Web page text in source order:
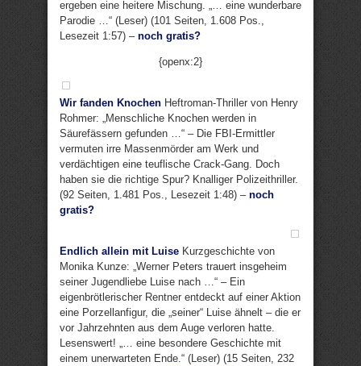
ergeben eine heitere Mischung. „… eine wunderbare
Parodie …“ (Leser) (101 Seiten, 1.608 Pos.,
Lesezeit 1:57) – noch gratis?
{openx:2}
Wir fanden Knochen Heftroman-Thriller von Henry
Rohmer: „Menschliche Knochen werden in
Säurefässern gefunden …“ – Die FBI-Ermittler
vermuten irre Massenmörder am Werk und
verdächtigen eine teuflische Crack-Gang. Doch
haben sie die richtige Spur? Knalliger Polizeithriller.
(92 Seiten, 1.481 Pos., Lesezeit 1:48) – noch
gratis?
Endlich allein mit Luise Kurzgeschichte von
Monika Kunze: „Werner Peters trauert insgeheim
seiner Jugendliebe Luise nach …“ – Ein
eigenbrötlerischer Rentner entdeckt auf einer Aktion
eine Porzellanfigur, die „seiner“ Luise ähnelt – die er
vor Jahrzehnten aus dem Auge verloren hatte.
Lesenswert! „… eine besondere Geschichte mit
einem unerwarteten Ende.“ (Leser) (15 Seiten, 232